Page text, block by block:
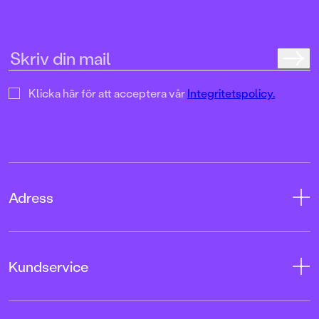
Klicka här för att acceptera vårIntegritetspolicy.
Adress
Kundservice